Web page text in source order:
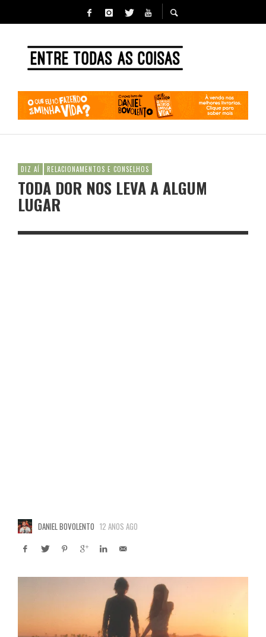
DIZ AÍ RELACIONAMENTOS E CONSELHOS
TODA DOR NOS LEVA A ALGUM
LUGAR
DANIEL BOVOLENTO 12 ANOS AGO